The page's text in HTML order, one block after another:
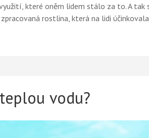
které oněm lidem stálo za to. A
rostlina, která na lidi
vodu?